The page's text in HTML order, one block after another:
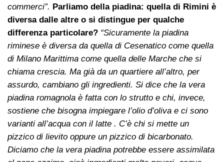
commerci”. Parliamo della piadina: quella di Rimini è
diversa dalle altre o si distingue per qualche
differenza particolare? “Sicuramente la piadina
riminese è diversa da quella di Cesenatico come quella
di Milano Marittima come quella delle Marche che si
chiama crescia. Ma già da un quartiere all’altro, per
assurdo, cambiano gli ingredienti. Si dice che la vera
piadina romagnola è fatta con lo strutto e chi, invece,
sostiene che bisogna impiegare l’olio d’oliva e ci sono
varianti all’acqua con il latte . C’è chi si mette un
pizzico di lievito oppure un pizzico di bicarbonato.
Diciamo che la vera piadina potrebbe essere assimilata